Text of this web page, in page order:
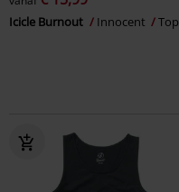
Icicle Burnout Innocent Top